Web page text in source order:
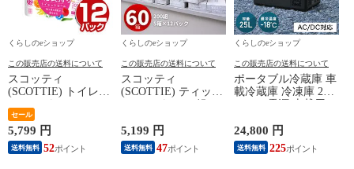
くらしのeショップ
この販売店の送料について
スコッティ
(SCOTTIE) トイレッ
パック 3倍長持ち 4
ロール(ダブル) 4ロー
ル×12(48ロール) 3倍
ロール 3倍巻 トイレ
セール
5,799 円
送料無料 52
くらしのeショップ
この販売店の送料について
スコッティ
(SCOTTIE) ティッシ
ティシュペーパー ま
とめ買い ケース販売
ボックスティッシュ
5,199 円
送料無料 47
くらしのeショップ
この販売店の送料について
ポータブル冷蔵庫 車
載冷蔵庫 冷凍庫 25L
度 急速冷凍 コンプ
レッサー式 YFR-
AC252(B) ミニ冷蔵庫
24,800 円
送料無料 225